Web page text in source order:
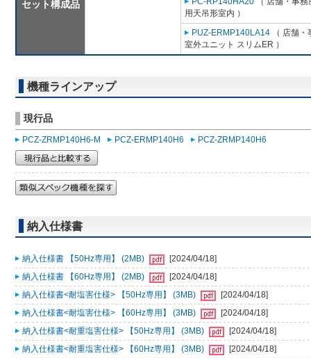
セット構成品
用天吊形室内 ）
PUZ-ERMP140LA14 （ 店舗
室外ユニット スリムER ）
機種ラインアップ
現行品
PCZ-ZRMP140H6-M PCZ-ERMP140H6 PCZ-ZRMP140H6
納入仕様書
納入仕様書 【50Hz専用】 (2MB)
[2024/04/18]
納入仕様書 【60Hz専用】 (2MB)
[2024/04/18]
納入仕様書<耐塩害仕様> 【50Hz専用】 (3MB)
[2024/04/18]
納入仕様書<耐塩害仕様> 【60Hz専用】 (3MB)
[2024/04/18]
納入仕様書<耐重塩害仕様> 【50Hz専用】 (3MB)
[2024/04/18]
納入仕様書<耐重塩害仕様> 【60Hz専用】 (3MB)
[2024/04/18]